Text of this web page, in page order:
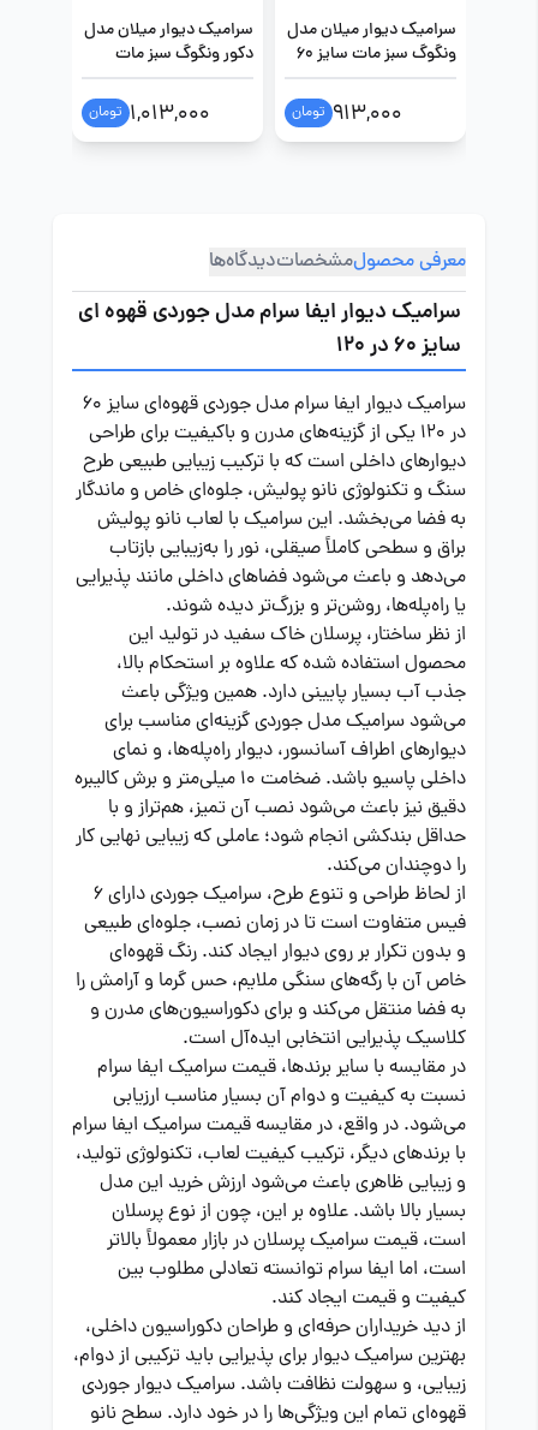
سرامیک دیوار میلان مدل
ونگوگ سبز مات سایز 60
در 120
913,000 تومان
سرامیک دیوار میلان مدل
دکور ونگوگ سبز مات
سایز 60 در 120
1,013,000 تومان
معرفی محصولمشخصاتدیدگاه‌ها
سرامیک دیوار ایفا سرام مدل جوردی قهوه ای
سایز 60 در 120
سرامیک دیوار ایفا سرام مدل جوردی قهوه‌ای سایز 60
در 120 یکی از گزینه‌های مدرن و باکیفیت برای طراحی
دیوارهای داخلی است که با ترکیب زیبایی طبیعی طرح
سنگ و تکنولوژی نانو پولیش، جلوه‌ای خاص و ماندگار
به فضا می‌بخشد. این سرامیک با لعاب نانو پولیش
براق و سطحی کاملاً صیقلی، نور را به‌زیبایی بازتاب
می‌دهد و باعث می‌شود فضاهای داخلی مانند پذیرایی
یا راه‌پله‌ها، روشن‌تر و بزرگ‌تر دیده شوند.
از نظر ساختار، پرسلان خاک سفید در تولید این
محصول استفاده شده که علاوه بر استحکام بالا،
جذب آب بسیار پایینی دارد. همین ویژگی باعث
می‌شود سرامیک مدل جوردی گزینه‌ای مناسب برای
دیوارهای اطراف آسانسور، دیوار راه‌پله‌ها، و نمای
داخلی پاسیو باشد. ضخامت ۱۰ میلی‌متر و برش کالیبره
دقیق نیز باعث می‌شود نصب آن تمیز، هم‌تراز و با
حداقل بندکشی انجام شود؛ عاملی که زیبایی نهایی کار
را دوچندان می‌کند.
از لحاظ طراحی و تنوع طرح، سرامیک جوردی دارای ۶
فیس متفاوت است تا در زمان نصب، جلوه‌ای طبیعی
و بدون تکرار بر روی دیوار ایجاد کند. رنگ قهوه‌ای
خاص آن با رگه‌های سنگی ملایم، حس گرما و آرامش را
به فضا منتقل می‌کند و برای دکوراسیون‌های مدرن و
کلاسیک پذیرایی انتخابی ایده‌آل است.
در مقایسه با سایر برندها، قیمت سرامیک ایفا سرام
نسبت به کیفیت و دوام آن بسیار مناسب ارزیابی
می‌شود. در واقع، در مقایسه قیمت سرامیک ایفا سرام
با برندهای دیگر، ترکیب کیفیت لعاب، تکنولوژی تولید،
و زیبایی ظاهری باعث می‌شود ارزش خرید این مدل
بسیار بالا باشد. علاوه بر این، چون از نوع پرسلان
است، قیمت سرامیک پرسلان در بازار معمولاً بالاتر
است، اما ایفا سرام توانسته تعادلی مطلوب بین
کیفیت و قیمت ایجاد کند.
از دید خریداران حرفه‌ای و طراحان دکوراسیون داخلی،
بهترین سرامیک دیوار برای پذیرایی باید ترکیبی از دوام،
زیبایی، و سهولت نظافت باشد. سرامیک دیوار جوردی
قهوه‌ای تمام این ویژگی‌ها را در خود دارد. سطح نانو